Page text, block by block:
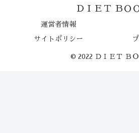
ＤＩＥＴ ＢＯ
運営者情報
サイトポリシー
© 2022 ＤＩＥＴ ＢＯ